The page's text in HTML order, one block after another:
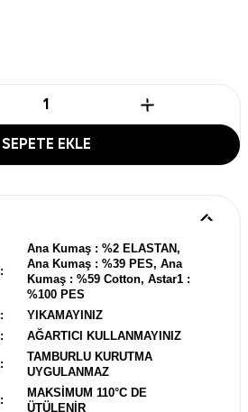
SEPETE EKLE
:
Ana Kumaş : %2 ELASTAN,
Ana Kumaş : %39 PES, Ana
Kumaş : %59 Cotton, Astar1 :
%100 PES
:
YIKAMAYINIZ
: AĞARTICI KULLANMAYINIZ
:
TAMBURLU KURUTMA
UYGULANMAZ
:
MAKSİMUM 110°C DE
ÜTÜLENİR